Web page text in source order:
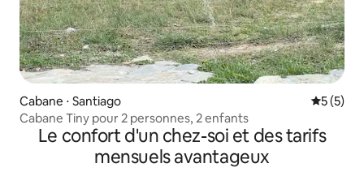
Cabane ⋅ Santiago
5 (5)
Cabane Tiny pour 2 personnes, 2 enfants
Le confort d'un chez-soi et des tarifs
mensuels avantageux